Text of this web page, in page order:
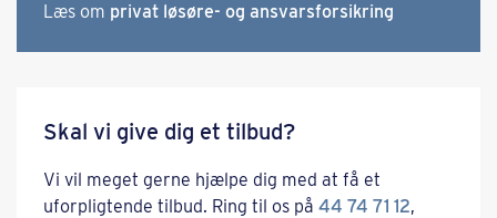
Læs om privat løsøre- og ansvarsforsikring
Skal vi give dig et tilbud?
Vi vil meget gerne hjælpe dig med at få et
uforpligtende tilbud. Ring til os på 44 74 71 12,